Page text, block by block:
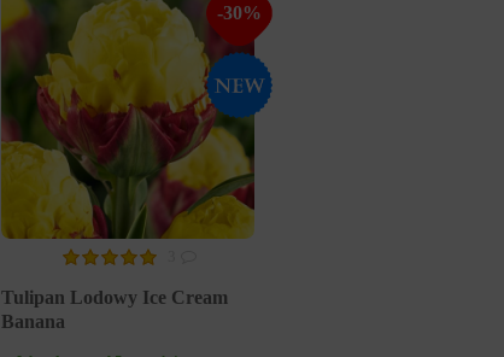
-30%
Tulipan Lodowy Ice Cream
Banana